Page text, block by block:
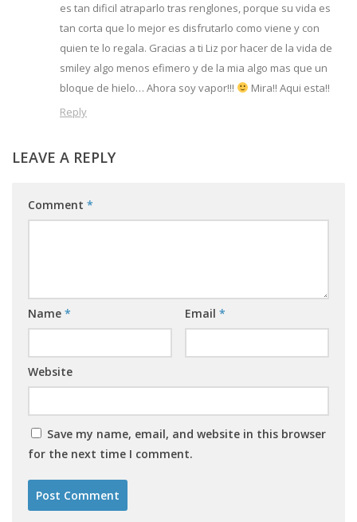
es tan dificil atraparlo tras renglones, porque su vida es
tan corta que lo mejor es disfrutarlo como viene y con
quien te lo regala. Gracias a ti Liz por hacer de la vida de
smiley algo menos efimero y de la mia algo mas que un
bloque de hielo… Ahora soy vapor!!!
Mira!! Aqui esta!!
Reply
LEAVE A REPLY
Comment *
Name * Email *
Website
Save my name, email, and website in this browser
for the next time I comment.